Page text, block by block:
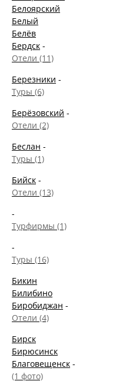
Белоярский
Белый
Белёв
Бердск -
Отели (11)
Березники -
Туры (6)
Берёзовский -
Отели (2)
Беслан -
Туры (1)
Бийск -
Отели (13)
-
Турфирмы (1)
-
Туры (16)
Бикин
Билибино
Биробиджан -
Отели (4)
Бирск
Бирюсинск
Благовещенск -
(1 фото)